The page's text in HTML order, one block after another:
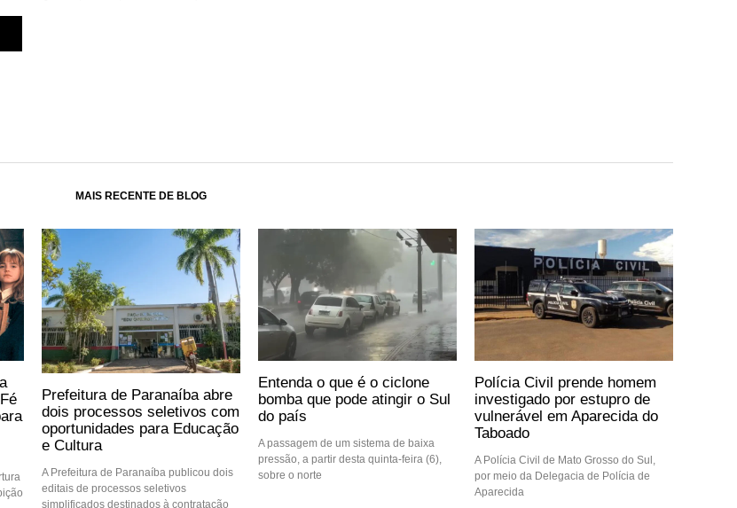
MAIS RECENTE DE BLOG
Prefeitura de Paranaíba abre
dois processos seletivos com
oportunidades para Educação
e Cultura
A Prefeitura de Paranaíba publicou dois
editais de processos seletivos
simplificados destinados à contratação
Entenda o que é o ciclone
bomba que pode atingir o Sul
do país
A passagem de um sistema de baixa
pressão, a partir desta quinta-feira (6),
sobre o norte
Polícia Civil prende homem
investigado por estupro de
vulnerável em Aparecida do
Taboado
A Polícia Civil de Mato Grosso do Sul,
por meio da Delegacia de Polícia de
Aparecida